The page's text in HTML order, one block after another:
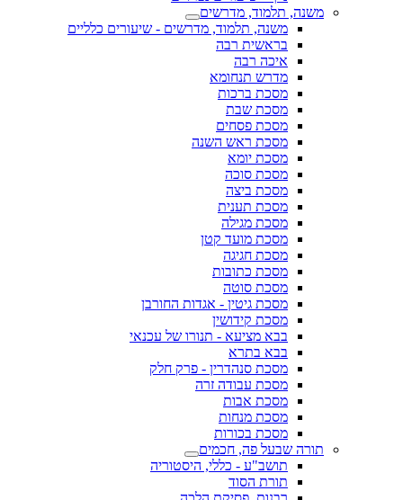
משנה, תלמוד, מדרשים
משנה, תלמוד, מדרשים - שיעורים כלליים
בראשית רבה
איכה רבה
מדרש תנחומא
מסכת ברכות
מסכת שבת
מסכת פסחים
מסכת ראש השנה
מסכת יומא
מסכת סוכה
מסכת ביצה
מסכת תענית
מסכת מגילה
מסכת מועד קטן
מסכת חגיגה
מסכת כתובות
מסכת סוטה
מסכת גיטין - אגדות החורבן
מסכת קידושין
בבא מציעא - תנורו של עכנאי
בבא בתרא
מסכת סנהדרין - פרק חלק
מסכת עבודה זרה
מסכת אבות
מסכת מנחות
מסכת בכורות
תורה שבעל פה, חכמים
תושב"ע - כללי, היסטוריה
תורת הסוד